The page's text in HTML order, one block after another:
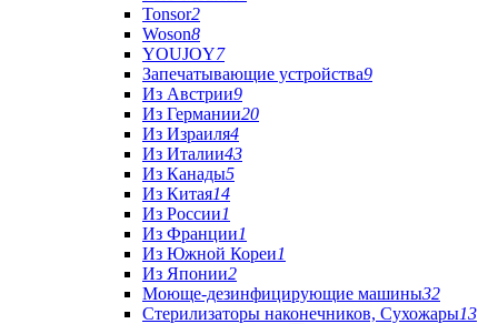
Tonsor2
Woson8
YOUJOY7
Запечатывающие устройства9
Из Австрии9
Из Германии20
Из Израиля4
Из Италии43
Из Канады5
Из Китая14
Из России1
Из Франции1
Из Южной Кореи1
Из Японии2
Моюще-дезинфицирующие машины32
Стерилизаторы наконечников, Сухожары13